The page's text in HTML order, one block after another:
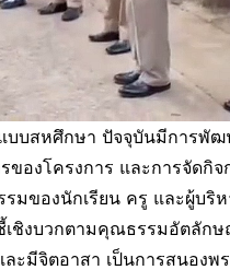
แบบสหศึกษา ปัจจุบันมีการ
องโครงการ และการจัดกิ
มของนักเรียน ครู และผู้บริ
เชิงบวกตามคุณธรรมอัตลัก
ะมีจิตอาสา เป็นการสนอง